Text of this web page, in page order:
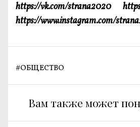
https://vk.com/strana2020
https://www.instagram.com/
#ОБЩЕСТВО
Вам также может